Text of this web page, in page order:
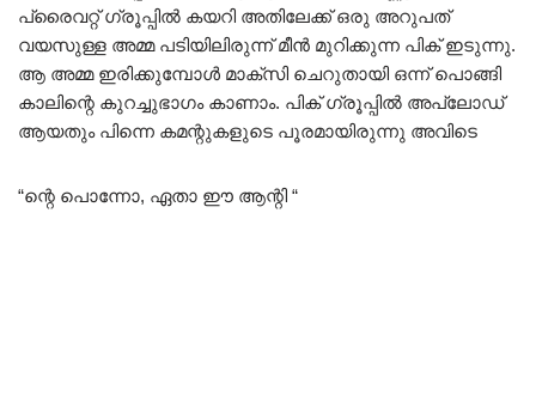
പ്രൈവറ്റ് ഗ്രൂപ്പിൽ കയറി അതിലേക്ക് ഒരു അറുപത്
വയസുള്ള അമ്മ പടിയിലിരുന്ന് മീൻ മുറിക്കുന്ന പിക് ഇടുന്നു.
ആ അമ്മ ഇരിക്കുമ്പോൾ മാക്സി ചെറുതായി ഒന്ന് പൊങ്ങി
കാലിന്റെ കുറച്ചുഭാഗം കാണാം. പിക് ഗ്രൂപ്പിൽ അപ്‌ലോഡ്
ആയതും പിന്നെ കമന്റുകളുടെ പൂരമായിരുന്നു അവിടെ
“ന്റെ പൊന്നോ, ഏതാ ഈ ആന്റി “